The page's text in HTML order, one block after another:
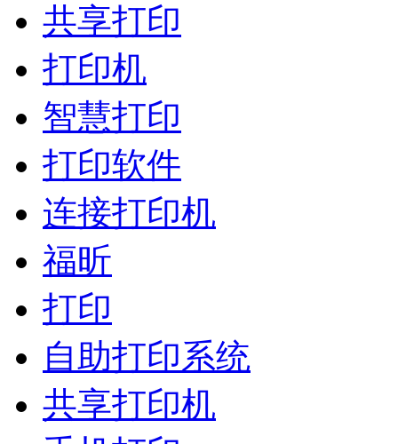
共享打印
打印机
智慧打印
打印软件
连接打印机
福昕
打印
自助打印系统
共享打印机